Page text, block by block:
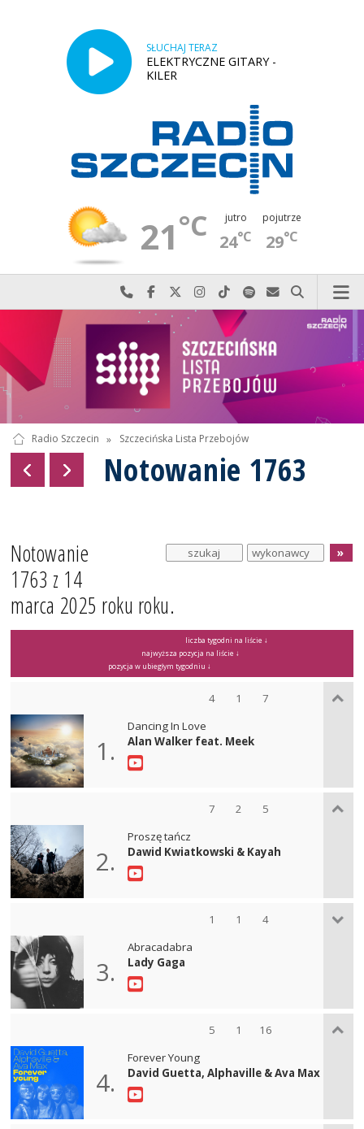
SŁUCHAJ TERAZ
ELEKTRYCZNE GITARY -
KILER
21°C jutro
24°C
pojutrze
29°C
Najlepiej po prostu do nas zadzwoń
Odwiedź nas na Facebook-u
Odwiedź nas na X
Odwiedź nas na Instagram-ie
Odwiedź nas na TikTok-u
Szukaj nas na Spotify
Wyślij do nas
Szukaj
Radio Szczecin » Szczecińska Lista Przebojów
Notowanie 1763
Notowanie
1763 z 14
marca 2025 roku roku.
liczba tygodni na liście ↓
najwyższa pozycja na liście ↓
pozycja w ubiegłym tygodniu ↓
4 1 7
1.
Dancing In Love
Alan Walker feat. Meek
7 2 5
2.
Proszę tańcz
Dawid Kwiatkowski & Kayah
1 1 4
3.
Abracadabra
Lady Gaga
5 1 16
4.
Forever Young
David Guetta, Alphaville & Ava Max